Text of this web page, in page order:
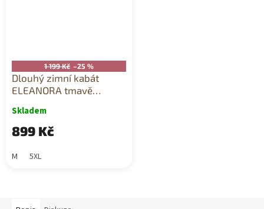
1 199 Kč –25 %
Dlouhý zimní kabát
ELEANORA tmavě
Skladem
899 Kč
M 5XL